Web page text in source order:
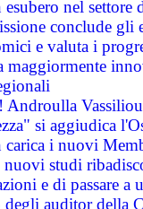
nel
conclude
e valuta i
maggiormente
Androulla
si aggiudica
carica i nuovi
nuovi studi
e di passare a
auditor della